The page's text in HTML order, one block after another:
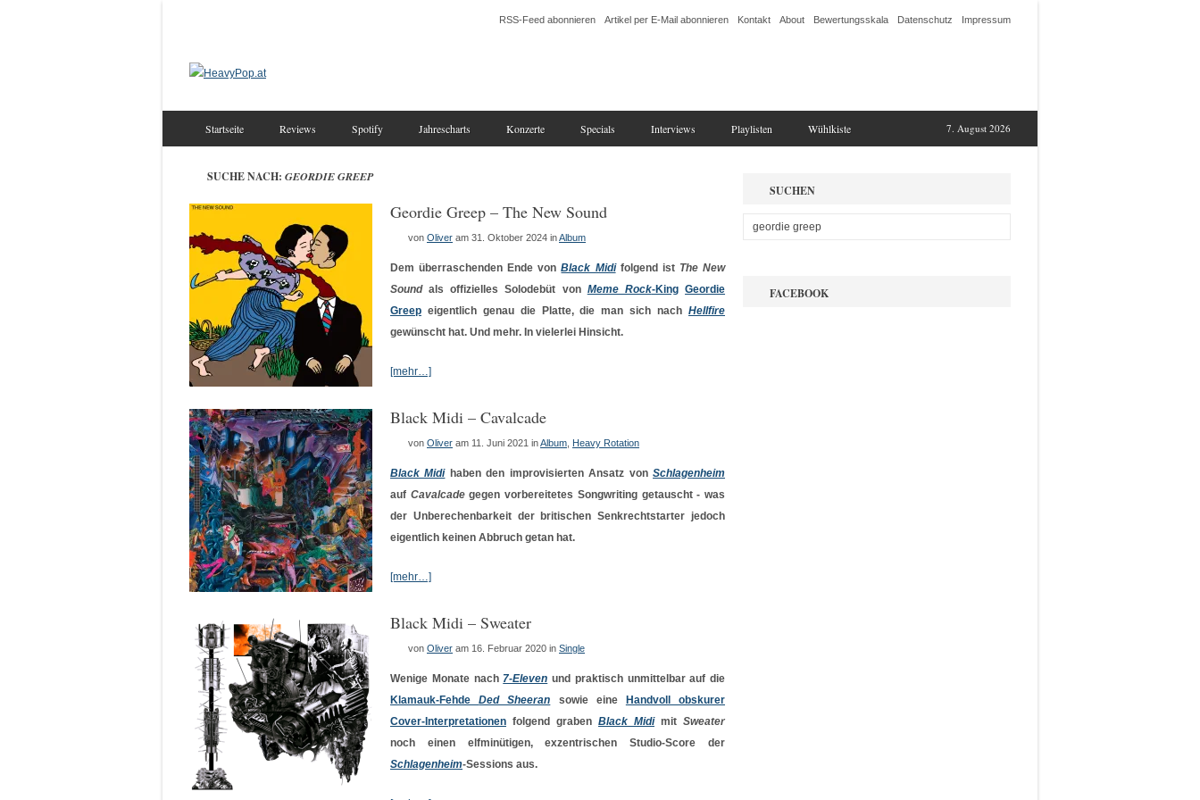
RSS-Feed abonnieren Artikel per E-Mail abonnieren Kontakt About Bewertungsskala Datenschutz Impressum
7. August 2026
Startseite Reviews Spotify Jahrescharts Konzerte Specials Interviews Playlisten Wühlkiste
SUCHE NACH: GEORDIE GREEP
Geordie Greep – The New Sound
von Oliver am 31. Oktober 2024 inAlbum
Dem überraschenden Ende vonBlack Midifolgend ist The New
Soundals offizielles Solodebüt von Meme Rock-King Geordie
Greep eigentlich genau die Platte, die man sich nach Hellfire
gewünscht hat. Und mehr. In vielerlei Hinsicht.
[mehr…]
Black Midi – Cavalcade
von Oliver am 11. Juni 2021 inAlbum Heavy Rotation
Black Midihaben den improvisierten Ansatz vonSchlagenheim
auf Cavalcadegegen vorbereitetes Songwriting getauscht - was
der Unberechenbarkeit der britischen Senkrechtstarter jedoch
eigentlich keinen Abbruch getan hat.
[mehr…]
Black Midi – Sweater
von Oliver am 16. Februar 2020 in Single
Wenige Monate nach 7-Eleven und praktisch unmittelbar auf die
Klamauk-FehdeDed Sheeran sowie eine
Handvoll obskurer
Cover-Interpretationen folgend graben Black Midimit Sweater
noch einen elfminütigen, exzentrischen Studio-Score der
Schlagenheim-Sessions aus.
SUCHEN
FACEBOOK